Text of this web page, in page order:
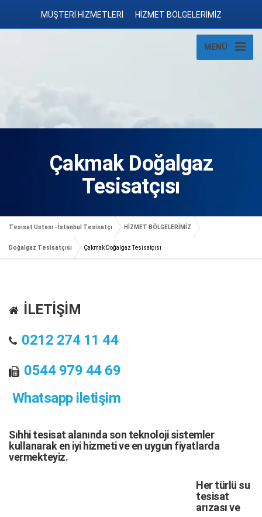
MÜŞTERİ HİZMETLERİ HİZMET BÖLGELERİMİZ
MENÜ
Çakmak Doğalgaz
Tesisatçısı
Tesisat Ustası - İstanbul Tesisatçı HİZMET BÖLGELERİMİZ
Doğalgaz Tesisatçısı Çakmak Doğalgaz Tesisatçısı
İLETİŞİM
0212 274 11 44
0544 979 44 69
Whatsapp iletişim
Sıhhi tesisat alanında son teknoloji sistemler
kullanarak en iyi hizmeti ve en uygun fiyatlarda
vermekteyiz.
Her türlü su
tesisat
arızasıve